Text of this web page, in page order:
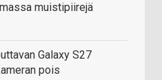
muistipiirejä
Galaxy S27
pois